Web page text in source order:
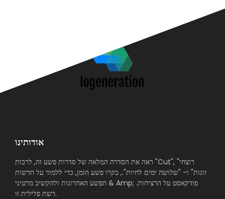
אודותינו
ראה את הסדרה המלאה של סדרות פשע זה, לרבות "Cut", "רוצחי
זוגות" ו- "שלושה ימים לחיות"., בקרו פשע הזמן, כדי ללמוד על חדשות
הפשע האחרונות ולהקשיב מרטיני & Amp; פודקאסט על הרציחות.
רשת פלילית זו.